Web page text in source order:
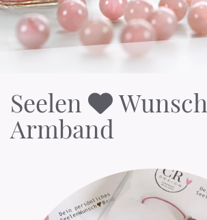
Seelen  Wunsch
Armband